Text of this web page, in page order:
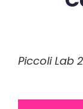
Piccoli Lab